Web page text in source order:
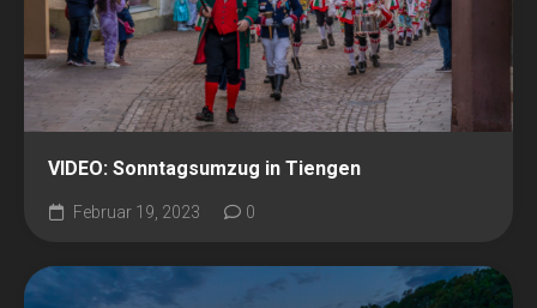
VIDEO: Sonntagsumzug in Tiengen
Februar 19, 2023 0